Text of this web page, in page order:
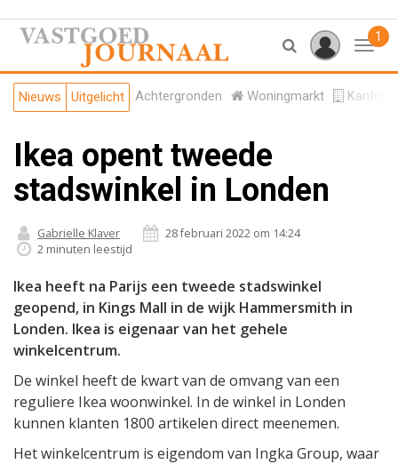
1
Nieuws Uitgelicht Achtergronden Woningmarkt
Ikea opent tweede
stadswinkel in Londen
Gabrielle Klaver
28 februari 2022 om 14:24
2 minuten leestijd
Ikea heeft na Parijs een tweede stadswinkel
geopend, in Kings Mall in de wijk Hammersmith in
Londen. Ikea is eigenaar van het gehele
winkelcentrum.
De winkel heeft de kwart van de omvang van een
reguliere Ikea woonwinkel. In de winkel in Londen
kunnen klanten 1800 artikelen direct meenemen.
Het winkelcentrum is eigendom van Ingka Group, waar